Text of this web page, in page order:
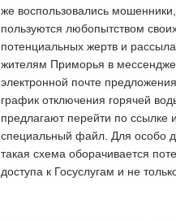
же воспользовались
пользуются любопытством
потенциальных жертв и
жителям Приморья в
электронной почте
график отключения горячей
предлагают перейти по ссылке
специальный файл. Для особо
такая схема оборачивается
доступа к Госуслугам и не